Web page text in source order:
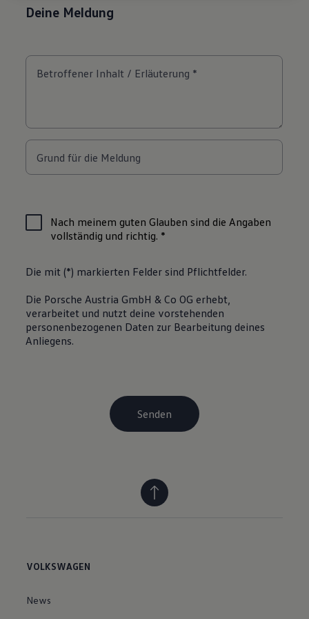
VOLKSWAGEN
News
Sie finden die Cookie-Einstellungen am Ende der Webseite.
Hinweis zu Cookies für Marketingzwecke:
gelangen, können Ihre erzeugten Daten, sofern Sie dem explizit
zugestimmt („Cookies mit Marketingzwecke“) haben, von Ihrem
zugeordneten Händler bzw. im Falle eines Porsche Betriebs, Porsche